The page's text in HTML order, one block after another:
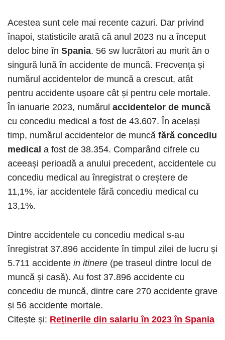
Acestea sunt cele mai recente cazuri. Dar privind
înapoi, statisticile arată că anul 2023 nu a început
deloc bine în Spania. 56 sw lucrători au murit ân o
singură lună în accidente de muncă. Frecvența și
numărul accidentelor de muncă a crescut, atât
pentru accidente ușoare cât și pentru cele mortale.
În ianuarie 2023, numărul accidentelor de muncă
cu concediu medical a fost de 43.607. În același
timp, numărul accidentelor de muncă fără concediu
medical a fost de 38.354. Comparând cifrele cu
aceeași perioadă a anului precedent, accidentele cu
concediu medical au înregistrat o creștere de
11,1%, iar accidentele fără concediu medical cu
13,1%.
Dintre accidentele cu concediu medical s-au
înregistrat 37.896 accidente în timpul zilei de lucru și
5.711 accidente in itinere (pe traseul dintre locul de
muncă și casă). Au fost 37.896 accidente cu
concediu de muncă, dintre care 270 accidente grave
și 56 accidente mortale.
Citește și: Reținerile din salariu în 2023 în Spania